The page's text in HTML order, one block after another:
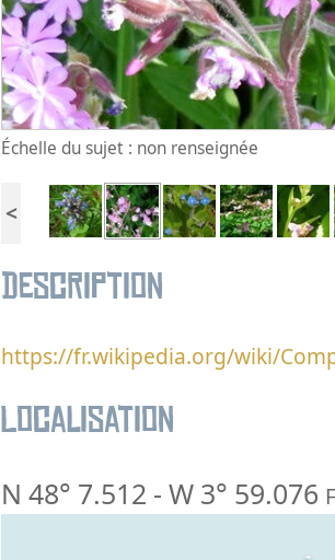
Échelle du sujet : non renseignée
<
Description
https://fr.wikipedia.org/wiki/
Localisation
N 48° 7.512 - W 3° 59.076